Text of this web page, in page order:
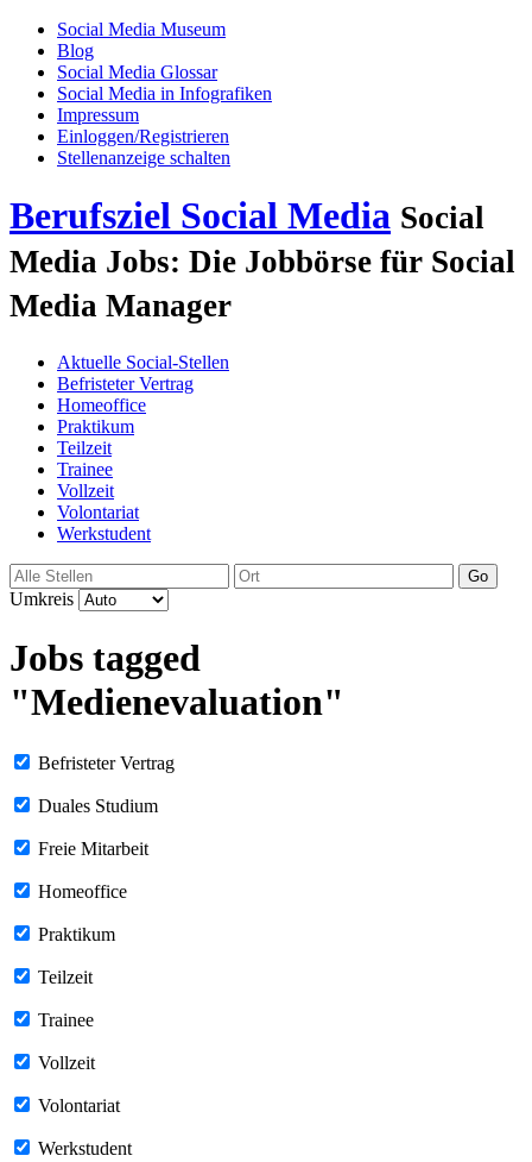
Social Media Museum
Blog
Social Media Glossar
Social Media in Infografiken
Impressum
Einloggen/Registrieren
Stellenanzeige schalten
Berufsziel Social Media Social
Media Jobs: Die Jobbörse für Social
Media Manager
Aktuelle Social-Stellen
Befristeter Vertrag
Homeoffice
Praktikum
Teilzeit
Trainee
Vollzeit
Volontariat
Werkstudent
Go
Umkreis
Jobs tagged
"Medienevaluation"
Befristeter Vertrag
Duales Studium
Freie Mitarbeit
Homeoffice
Praktikum
Teilzeit
Trainee
Vollzeit
Volontariat
Werkstudent